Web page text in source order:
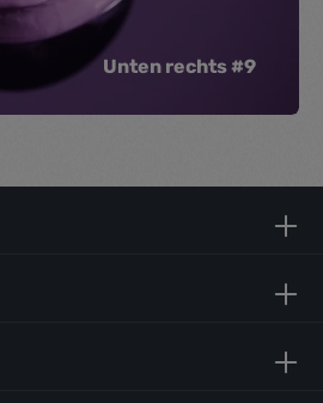
Unten rechts #9